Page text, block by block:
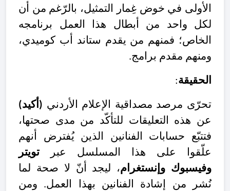
الأولى في خوض غِمار التمثيل، بالرّغم من أن
لكل واحد من أبطال هذا العمل برنامجه
الخاص؛ فمنهم من يقدم ستاند أب كوميدي،
ومنهم مقدم برامج.
الحقيقة:
تحرّى مرصد مصداقية الإعلام الأردني (أكيد)
عن هذه التعليقات للتأكّد من مدى صحتها،
فتتبّع حسابات الفنانين الذين يُفترض أنهم
علّقوا على هذا المسلسل عبر تويتر
وفيسبوك وإنستغرام، ليجد أنّ لا صحة لما
نُشر من إشادة الفنانين بهذا العمل. ومن